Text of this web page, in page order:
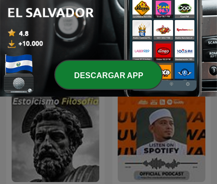
Rayana laye You Should Know
Más podcasts internacionales de
Educación
DESCARGAR APP